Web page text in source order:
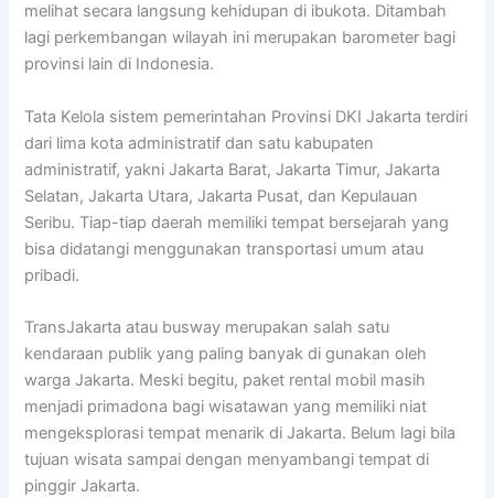
melihat secara langsung kehidupan di ibukota. Ditambah
lagi perkembangan wilayah ini merupakan barometer bagi
provinsi lain di Indonesia.
Tata Kelola sistem pemerintahan Provinsi DKI Jakarta terdiri
dari lima kota administratif dan satu kabupaten
administratif, yakni Jakarta Barat, Jakarta Timur, Jakarta
Selatan, Jakarta Utara, Jakarta Pusat, dan Kepulauan
Seribu. Tiap-tiap daerah memiliki tempat bersejarah yang
bisa didatangi menggunakan transportasi umum atau
pribadi.
TransJakarta atau busway merupakan salah satu
kendaraan publik yang paling banyak di gunakan oleh
warga Jakarta. Meski begitu, paket rental mobil masih
menjadi primadona bagi wisatawan yang memiliki niat
mengeksplorasi tempat menarik di Jakarta. Belum lagi bila
tujuan wisata sampai dengan menyambangi tempat di
pinggir Jakarta.